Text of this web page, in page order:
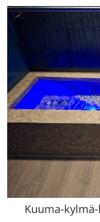
Kuuma-